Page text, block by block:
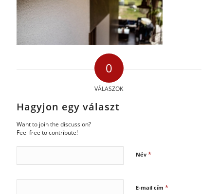
0
VÁLASZOK
Hagyjon egy választ
Want to join the discussion?
Feel free to contribute!
Név *
E-mail cím *